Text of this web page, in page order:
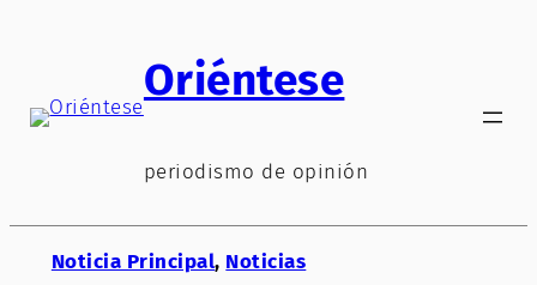
Oriéntese
periodismo de opinión
Noticia Principal, Noticias